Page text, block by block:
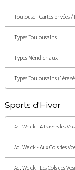
Toulouse - Cartes privées /
Types Toulousains
Types Méridionaux
Types Toulousains (1ère
Sports d'Hiver
Ad. Weick - A travers les
Ad. Weick - Aux Cols des
Ad. Weick - Les Cols des